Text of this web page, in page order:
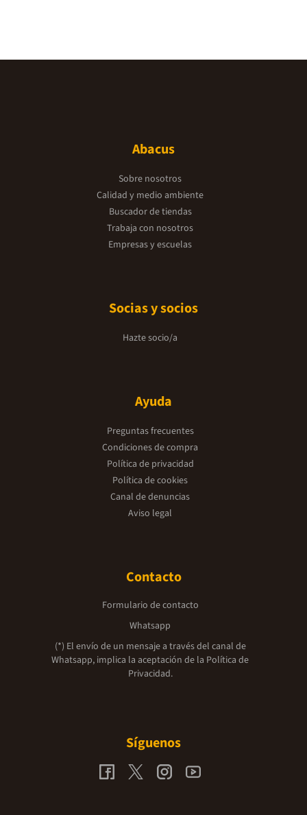
Abacus
Sobre nosotros
Calidad y medio ambiente
Buscador de tiendas
Trabaja con nosotros
Empresas y escuelas
Socias y socios
Hazte socio/a
Ayuda
Preguntas frecuentes
Condiciones de compra
Política de privacidad
Política de cookies
Canal de denuncias
Aviso legal
Contacto
Formulario de contacto
Whatsapp
(*) El envío de un mensaje a través del canal de
Whatsapp, implica la aceptación de la Política de
Privacidad.
Síguenos